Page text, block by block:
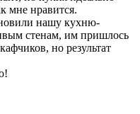
мне нравится.
нашу кухню-
стенам, им пришлось
но результат